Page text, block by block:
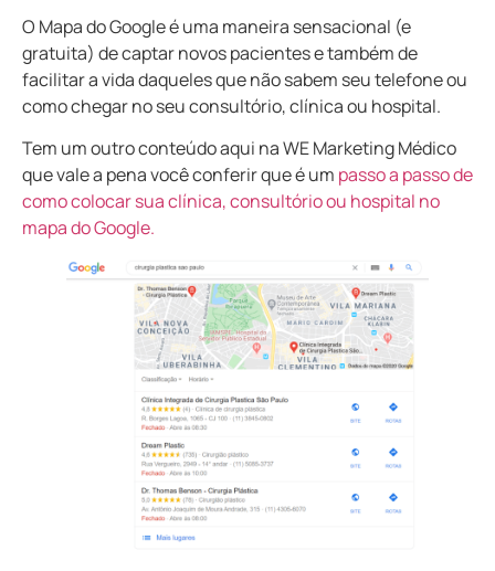
O Mapa do Google é uma maneira sensacional (e
gratuita) de captar novos pacientes e também de
facilitar a vida daqueles que não sabem seu telefone ou
como chegar no seu consultório, clínica ou hospital.
Tem um outro conteúdo aqui na WE Marketing Médico
que vale a pena você conferir que é um passo a passo de
como colocar sua clínica, consultório ou hospital no
mapa do Google.